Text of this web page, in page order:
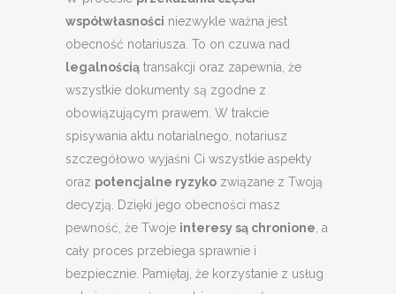
współwłasności niezwykle ważna jest
obecność notariusza. To on czuwa nad
legalnością transakcji oraz zapewnia, że
wszystkie dokumenty są zgodne z
obowiązującym prawem. W trakcie
spisywania aktu notarialnego, notariusz
szczegółowo wyjaśni Ci wszystkie aspekty
oraz potencjalne ryzyko związane z Twoją
decyzją. Dzięki jego obecności masz
pewność, że Twoje interesy są chronione , a
cały proces przebiega sprawnie i
bezpiecznie. Pamiętaj, że korzystanie z usług